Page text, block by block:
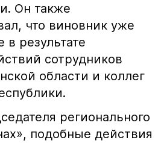
Он также
что виновник уже
в результате
сотрудников
области и коллег
регионального
подобные действия